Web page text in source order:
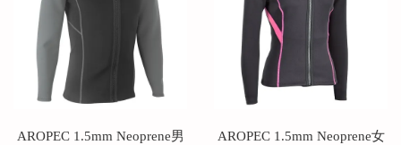
AROPEC 1.5mm Neoprene男
AROPEC 1.5mm Neoprene女